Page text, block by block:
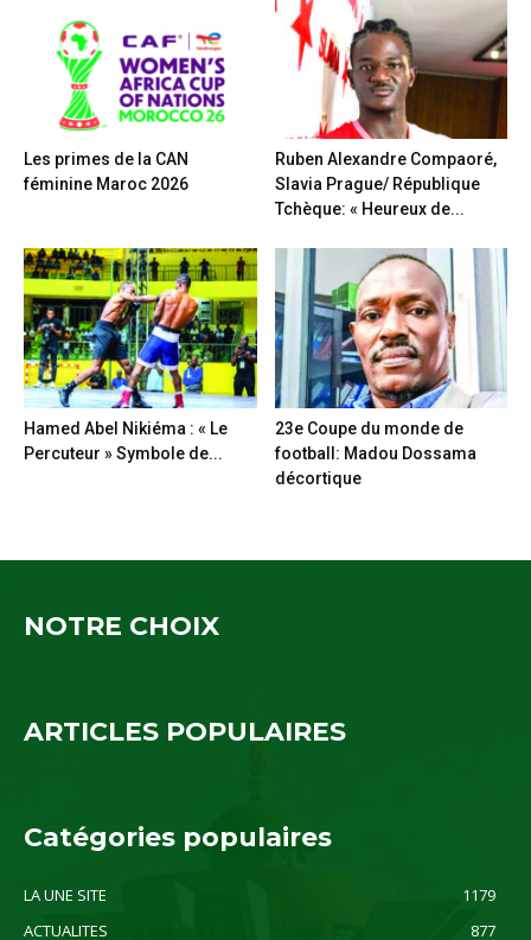
Les primes de la CAN
féminine Maroc 2026
Ruben Alexandre Compaoré,
Slavia Prague/ République
Tchèque: « Heureux de...
Hamed Abel Nikiéma : « Le
Percuteur » Symbole de...
23e Coupe du monde de
football: Madou Dossama
décortique
NOTRE CHOIX
ARTICLES POPULAIRES
Catégories populaires
LA UNE SITE
1179
ACTUALITES
877